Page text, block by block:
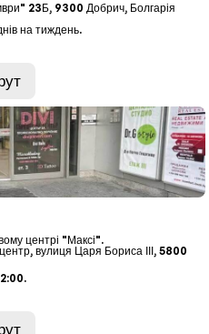
23Б, 9300 Добрич, Болгарія
на тиждень.
центрі "Максі".
вулиця Царя Бориса ІІІ, 5800